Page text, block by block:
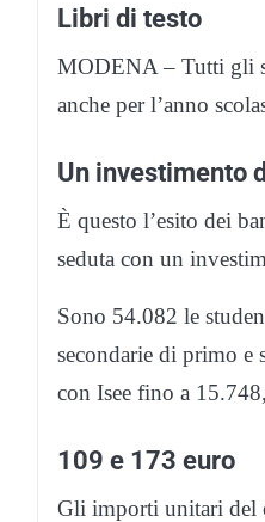
Libri di testo
MODENA – Tutti gli
anche per l’anno
Un investimento
È questo l’esito dei
seduta con un
Sono 54.082 le
secondarie di primo e
con Isee fino a
109 e 173 euro
Gli importi unitari del